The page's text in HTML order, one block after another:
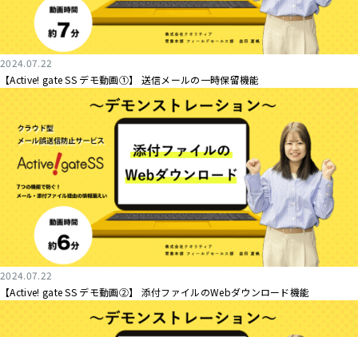
2024.07.22
【Active! gate SS デモ動画①】 送信メールの一時保留機能
2024.07.22
【Active! gate SS デモ動画②】 添付ファイルのWebダウンロード機能